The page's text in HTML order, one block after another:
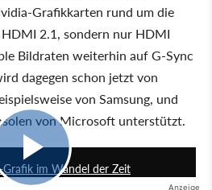
Grafikkarten rund um die
2.1, sondern nur HDMI
Bildraten weiterhin auf G-Sync
dagegen schon jetzt von
von Samsung, und
von Microsoft unterstützt.
im Wandel der Zeit